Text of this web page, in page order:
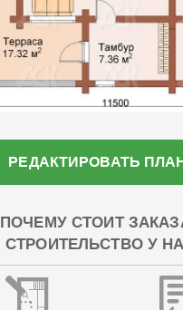
РЕДАКТИРОВАТЬ
ПОЧЕМУ СТОИТ
СТРОИТЕЛЬСТВО У